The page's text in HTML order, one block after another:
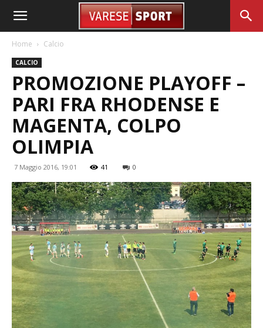
Home Calcio
CALCIO
PROMOZIONE PLAYOFF –
PARI FRA RHODENSE E
MAGENTA, COLPO
OLIMPIA
7 Maggio 2016, 19:01 41 0